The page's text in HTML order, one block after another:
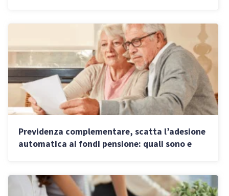
Previdenza complementare, scatta l’adesione
automatica ai fondi pensione: quali sono e